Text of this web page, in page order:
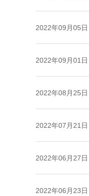
2022年09月05日
2022年09月01日
2022年08月25日
2022年07月21日
2022年06月27日
2022年06月23日